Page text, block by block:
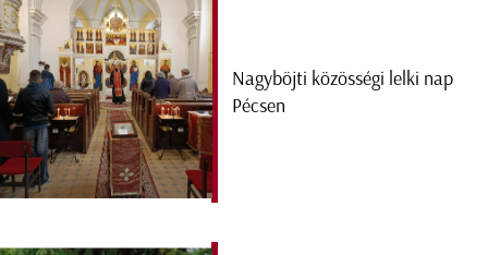
Nagyböjti közösségi lelki nap
Pécsen